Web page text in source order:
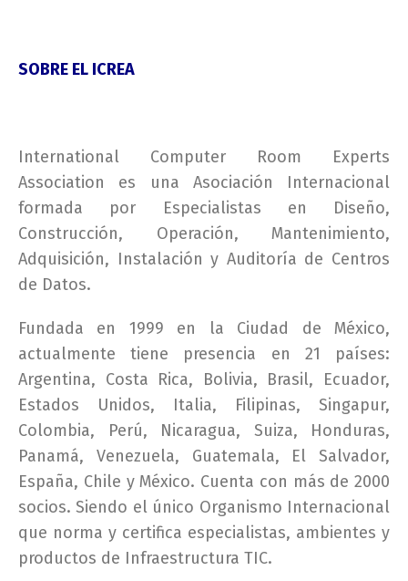
SOBRE EL ICREA
International Computer Room Experts
Association es una Asociación Internacional
formada por Especialistas en Diseño,
Construcción, Operación, Mantenimiento,
Adquisición, Instalación y Auditoría de Centros
de Datos.
Fundada en 1999 en la Ciudad de México,
actualmente tiene presencia en 21 países:
Argentina, Costa Rica, Bolivia, Brasil, Ecuador,
Estados Unidos, Italia, Filipinas, Singapur,
Colombia, Perú, Nicaragua, Suiza, Honduras,
Panamá, Venezuela, Guatemala, El Salvador,
España, Chile y México. Cuenta con más de 2000
socios. Siendo el único Organismo Internacional
que norma y certifica especialistas, ambientes y
productos de Infraestructura TIC.